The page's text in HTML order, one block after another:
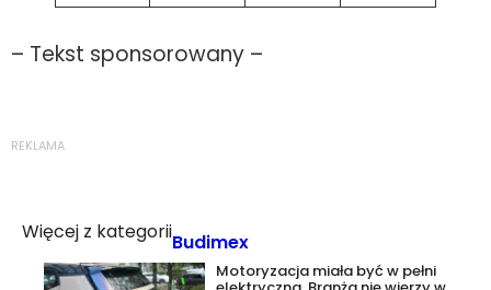
– Tekst sponsorowany –
REKLAMA
Więcej z kategoriiBudimex
Motoryzacja miała być w pełni